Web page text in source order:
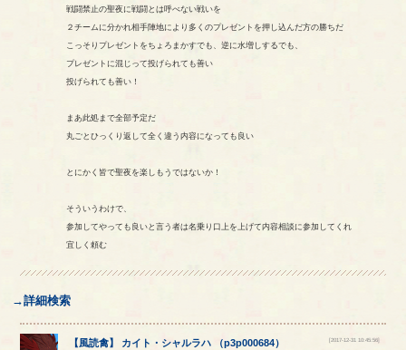
戦闘禁止の聖夜に戦闘とは呼べない戦いを
２チームに分かれ相手陣地により多くのプレゼントを押し込んだ方の勝ちだ
こっそりプレゼントをちょろまかすでも、逆に水増しするでも、
プレゼントに混じって投げられても善い
投げられても善い！
まあ此処まで全部予定だ
丸ごとひっくり返して全く違う内容になっても良い
とにかく皆で聖夜を楽しもうではないか！
そういうわけで、
参加してやっても良いと言う者は名乗り口上を上げて内容相談に参加してくれ
宜しく頼む
→詳細検索
【風読禽】 カイト ・ シャルラハ （p3p000684） [2017-12-31 10:45:56]